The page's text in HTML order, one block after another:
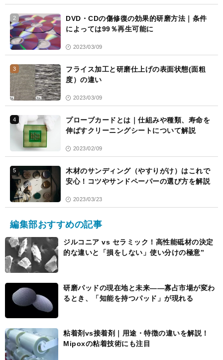
2
DVD・CDの傷修復の効果的研磨方法｜条件
によっては99％再生可能に
2023/03/09
3
フライス加工と研磨仕上げの表面状態(面粗
度）の違い
2023/03/09
4
プローブカードとは｜仕組みや種類、寿命を
伸ばすクリーニングシートについて解説
2023/02/09
5
木材のサンディング（やすりがけ）はこれで
安心！コツやサンドペーパーの選び方を解説
2023/03/23
編集部おすすめの記事
ジルコニア vs セラミック！高性能砥材の決定
的な違いと「損をしない」使い分けの極意”
研磨パッドの現在地と未来――寡占市場が変わ
るとき、「知能を持つパッド」が現れる
粘着剤vs接着剤｜用途・特徴の違いを解説！
Mipoxの粘着技術にも注目